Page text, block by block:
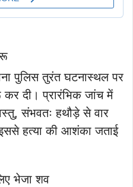
पुलिस तुरंत घटनास्थल पर
दी। प्रारंभिक जांच में
संभवतः हथौड़े से वार
हत्या की आशंका जताई
भेजा शव